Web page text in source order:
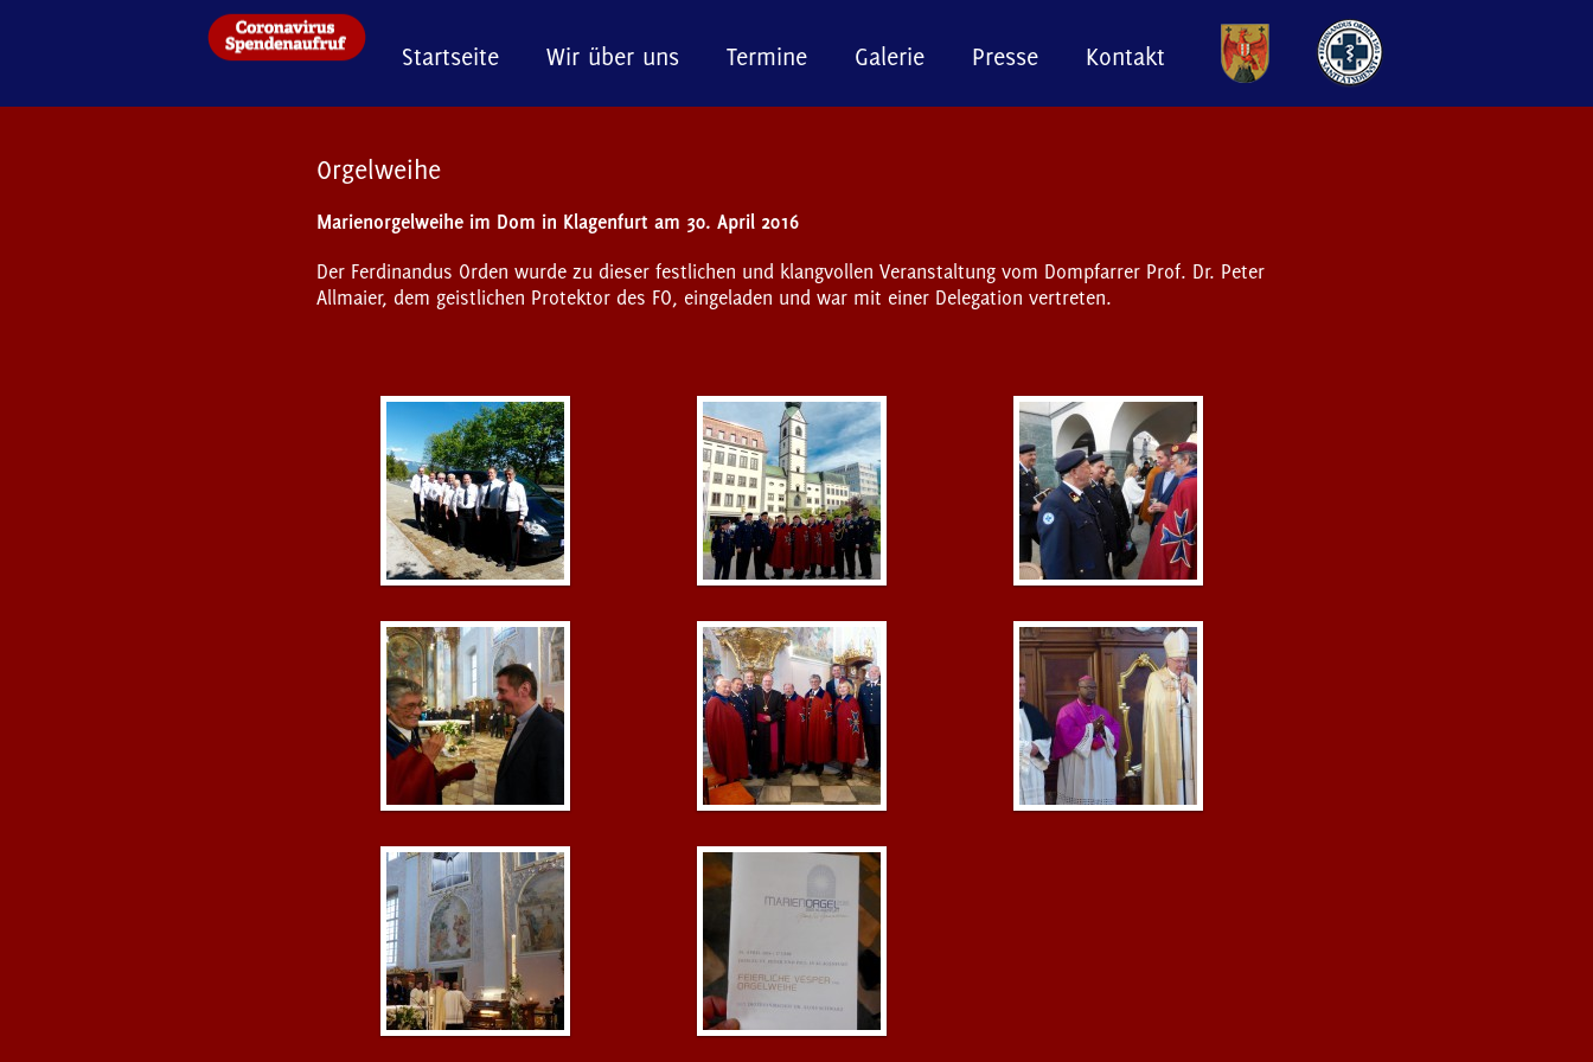
Startseite Wir über uns Termine Galerie Presse Kontakt
Orgelweihe
Marienorgelweihe im Dom in Klagenfurt am 30. April 2016
Der Ferdinandus Orden wurde zu dieser festlichen und klangvollen Veranstaltung vom Dompfarrer Prof. Dr. Peter
Allmaier, dem geistlichen Protektor des FO, eingeladen und war mit einer Delegation vertreten.